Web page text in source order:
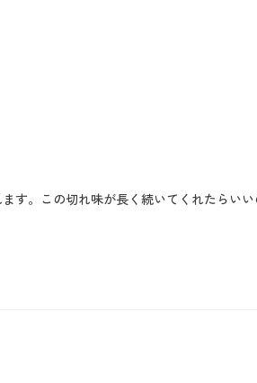
す。この切れ味が長く続いてくれたらいい